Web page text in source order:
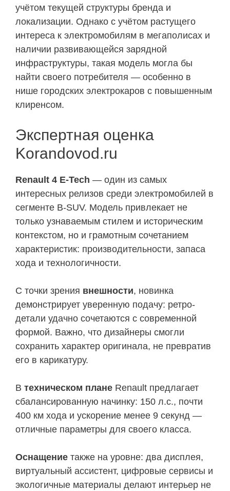
учётом текущей структуры бренда и
локализации. Однако с учётом растущего
интереса к электромобилям в мегаполисах и
наличии развивающейся зарядной
инфраструктуры, такая модель могла бы
найти своего потребителя — особенно в
нише городских электрокаров с повышенным
клиренсом.
Экспертная оценка
Korandovod.ru
Renault 4 E-Tech — один из самых
интересных релизов среди электромобилей в
сегменте B-SUV. Модель привлекает не
только узнаваемым стилем и историческим
контекстом, но и грамотным сочетанием
характеристик: производительности, запаса
хода и технологичности.
С точки зрения внешности, новинка
демонстрирует уверенную подачу: ретро-
детали удачно сочетаются с современной
формой. Важно, что дизайнеры смогли
сохранить характер оригинала, не превратив
его в карикатуру.
В техническом плане Renault предлагает
сбалансированную начинку: 150 л.с., почти
400 км хода и ускорение менее 9 секунд —
отличные параметры для своего класса.
Оснащение также на уровне: два дисплея,
виртуальный ассистент, цифровые сервисы и
экологичные материалы делают интерьер не